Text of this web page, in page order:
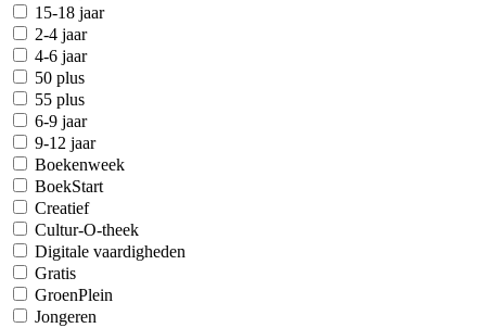
15-18 jaar
2-4 jaar
4-6 jaar
50 plus
55 plus
6-9 jaar
9-12 jaar
Boekenweek
BoekStart
Creatief
Cultur-O-theek
Digitale vaardigheden
Gratis
GroenPlein
Jongeren